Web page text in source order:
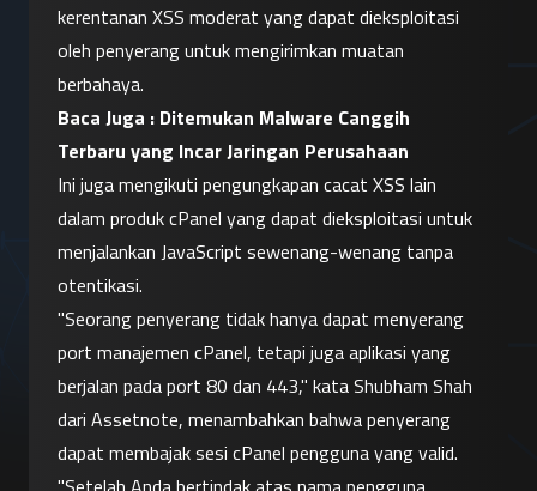
kerentanan XSS moderat yang dapat dieksploitasi
oleh penyerang untuk mengirimkan muatan
berbahaya.
Baca Juga : Ditemukan Malware Canggih
Terbaru yang Incar Jaringan Perusahaan
Ini juga mengikuti pengungkapan cacat XSS lain
dalam produk cPanel yang dapat dieksploitasi untuk
menjalankan JavaScript sewenang-wenang tanpa
otentikasi.
"Seorang penyerang tidak hanya dapat menyerang
port manajemen cPanel, tetapi juga aplikasi yang
berjalan pada port 80 dan 443," kata Shubham Shah
dari Assetnote, menambahkan bahwa penyerang
dapat membajak sesi cPanel pengguna yang valid.